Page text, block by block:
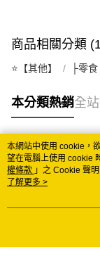
商品相關分類
⭐️【其他】 ├零食
本分類熱銷全
熱門標籤
本網站中使用 cookie，
望在電腦上使用 cookie
權條款 」之 Cookie 聲
用條款之 Cookie 聲明使
了解更多 >